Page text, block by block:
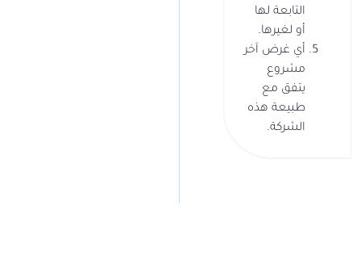
التابعة لها
أو لغيرها.
أي غرض آخر
مشروع
يتفق مع
طبيعة هذه
الشركة.